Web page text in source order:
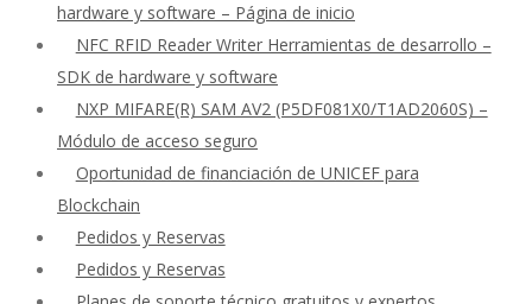
hardware y software – Página de inicio
NFC RFID Reader Writer Herramientas de desarrollo –
SDK de hardware y software
NXP MIFARE(R) SAM AV2 (P5DF081X0/T1AD2060S) –
Módulo de acceso seguro
Oportunidad de financiación de UNICEF para
Blockchain
Pedidos y Reservas
Pedidos y Reservas